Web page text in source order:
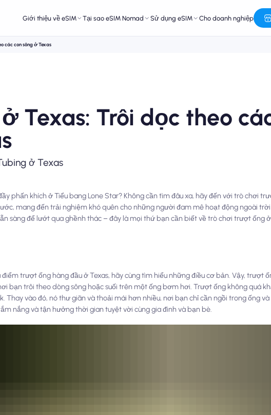
Giới thiệu về eSIM Tại sao eSIM Nomad Sử dụng eSIM Cho doanh nghiệp
các con sông ở Texas
Texas: Trôi dọc theo
ở Texas
phấn khích ở Tiểu bang Lone Star? Không cần tìm đâu xa, hãy đến với trò chơi
mang đến trải nghiệm khó quên cho những người đam mê hoạt động ngoài trời
sàng để lướt qua ghềnh thác – đây là mọi thứ bạn cần biết về trò chơi trượt ống ở
trượt ống hàng đầu ở Texas, hãy cùng tìm hiểu những điều cơ bản. Vậy, trượt
bạn trôi theo dòng sông hoặc suối trên một ống bơm hơi. Trượt ống không quá
Thay vào đó, nó thư giãn và thoải mái hơn nhiều, nơi bạn chỉ cần ngồi trong ống
nắng và tận hưởng thời gian tuyệt vời cùng gia đình và bạn bè.